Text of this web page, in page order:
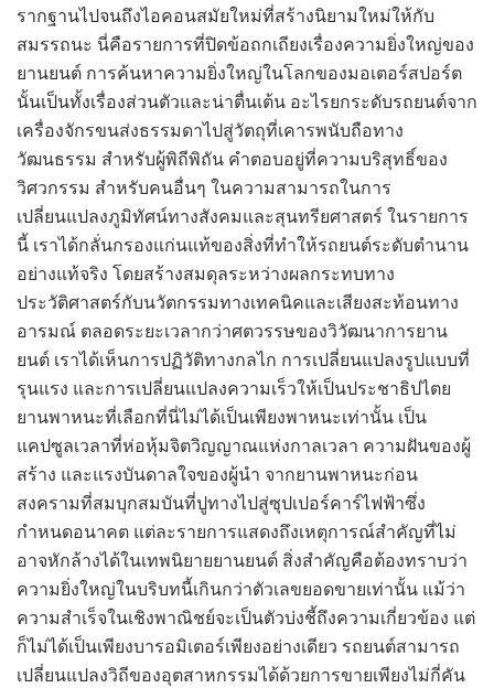
รากฐานไปจนถึงไอคอนสมัยใหม่ที่สร้างนิยามใหม่ให้กับ
สมรรถนะ นี่คือรายการที่ปิดข้อถกเถียงเรื่องความยิ่งใหญ่ของ
ยานยนต์ การค้นหาความยิ่งใหญ่ในโลกของมอเตอร์สปอร์ต
นั้นเป็นทั้งเรื่องส่วนตัวและน่าตื่นเต้น อะไรยกระดับรถยนต์จาก
เครื่องจักรขนส่งธรรมดาไปสู่วัตถุที่เคารพนับถือทาง
วัฒนธรรม สำหรับผู้พิถีพิถัน คำตอบอยู่ที่ความบริสุทธิ์ของ
วิศวกรรม สำหรับคนอื่นๆ ในความสามารถในการ
เปลี่ยนแปลงภูมิทัศน์ทางสังคมและสุนทรียศาสตร์ ในรายการ
นี้ เราได้กลั่นกรองแก่นแท้ของสิ่งที่ทำให้รถยนต์ระดับตำนาน
อย่างแท้จริง โดยสร้างสมดุลระหว่างผลกระทบทาง
ประวัติศาสตร์กับนวัตกรรมทางเทคนิคและเสียงสะท้อนทาง
อารมณ์ ตลอดระยะเวลากว่าศตวรรษของวิวัฒนาการยาน
ยนต์ เราได้เห็นการปฏิวัติทางกลไก การเปลี่ยนแปลงรูปแบบที่
รุนแรง และการเปลี่ยนแปลงความเร็วให้เป็นประชาธิปไตย
ยานพาหนะที่เลือกที่นี่ไม่ได้เป็นเพียงพาหนะเท่านั้น เป็น
แคปซูลเวลาที่ห่อหุ้มจิตวิญญาณแห่งกาลเวลา ความฝันของผู้
สร้าง และแรงบันดาลใจของผู้นำ จากยานพาหนะก่อน
สงครามที่สมบุกสมบันที่ปูทางไปสู่ซุปเปอร์คาร์ไฟฟ้าซึ่ง
กำหนดอนาคต แต่ละรายการแสดงถึงเหตุการณ์สำคัญที่ไม่
อาจหักล้างได้ในเทพนิยายยานยนต์ สิ่งสำคัญคือต้องทราบว่า
ความยิ่งใหญ่ในบริบทนี้เกินกว่าตัวเลขยอดขายเท่านั้น แม้ว่า
ความสำเร็จในเชิงพาณิชย์จะเป็นตัวบ่งชี้ถึงความเกี่ยวข้อง แต่
ก็ไม่ได้เป็นเพียงบารอมิเตอร์เพียงอย่างเดียว รถยนต์สามารถ
เปลี่ยนแปลงวิถีของอุตสาหกรรมได้ด้วยการขายเพียงไม่กี่คัน